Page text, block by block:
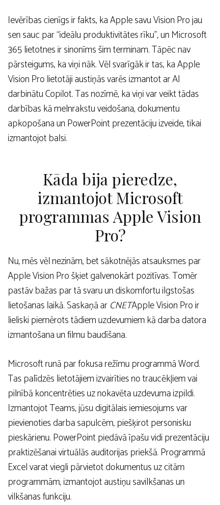
Ievērības cienīgs ir fakts, ka Apple savu Vision Pro jau
sen sauc par “ideālu produktivitātes rīku”, un Microsoft
365 lietotnes ir sinonīms šim terminam. Tāpēc nav
pārsteigums, ka viņi nāk. Vēl svarīgāk ir tas, ka Apple
Vision Pro lietotāji austiņās varēs izmantot ar AI
darbinātu Copilot. Tas nozīmē, ka viņi var veikt tādas
darbības kā melnrakstu veidošana, dokumentu
apkopošana un PowerPoint prezentāciju izveide, tikai
izmantojot balsi.
Kāda bija pieredze,
izmantojot Microsoft
programmas Apple Vision
Pro?
Nu, mēs vēl nezinām, bet sākotnējās atsauksmes par
Apple Vision Pro šķiet galvenokārt pozitīvas. Tomēr
pastāv bažas par tā svaru un diskomfortu ilgstošas ​​
lietošanas laikā. Saskaņā arCNETApple Vision Pro ir
lieliski piemērots tādiem uzdevumiem kā darba datora
izmantošana un filmu baudīšana.
Microsoft runā par fokusa režīmu programmā Word.
Tas palīdzēs lietotājiem izvairīties no traucēkļiem vai
pilnībā koncentrēties uz nokavēta uzdevuma izpildi.
Izmantojot Teams, jūsu digitālais iemiesojums var
pievienoties darba sapulcēm, piešķirot personisku
pieskārienu. PowerPoint piedāvā īpašu vidi prezentāciju
praktizēšanai virtuālās auditorijas priekšā. Programmā
Excel varat viegli pārvietot dokumentus uz citām
programmām, izmantojot austiņu savilkšanas un
vilkšanas funkciju.